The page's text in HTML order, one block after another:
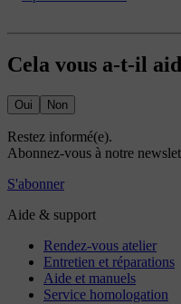
Cela vous a-t-il
Oui Non